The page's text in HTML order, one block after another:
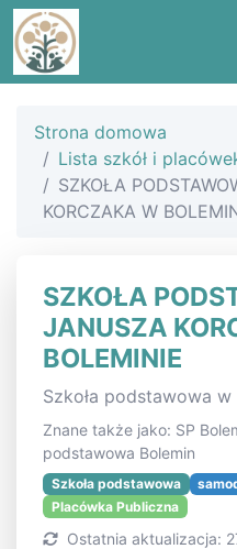
Strona domowa
Lista szkół i
SZKOŁA
KORCZAKA W
SZKOŁA
JANUSZA
BOLEMINIE
Szkoła podstawowa w
Znane także jako: SP
podstawowa Bolemin
Szkoła podstawowa
Placówka Publiczna
Ostatnia aktualizacja: